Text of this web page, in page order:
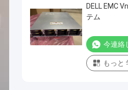
DELL EMC
テム
今連絡
もっと